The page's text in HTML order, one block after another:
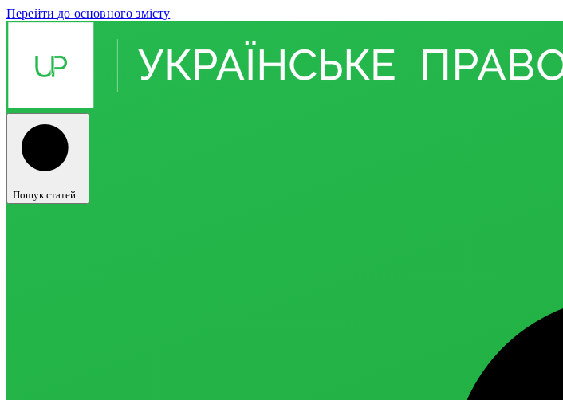
Перейти до основного змісту
Пошук статей...